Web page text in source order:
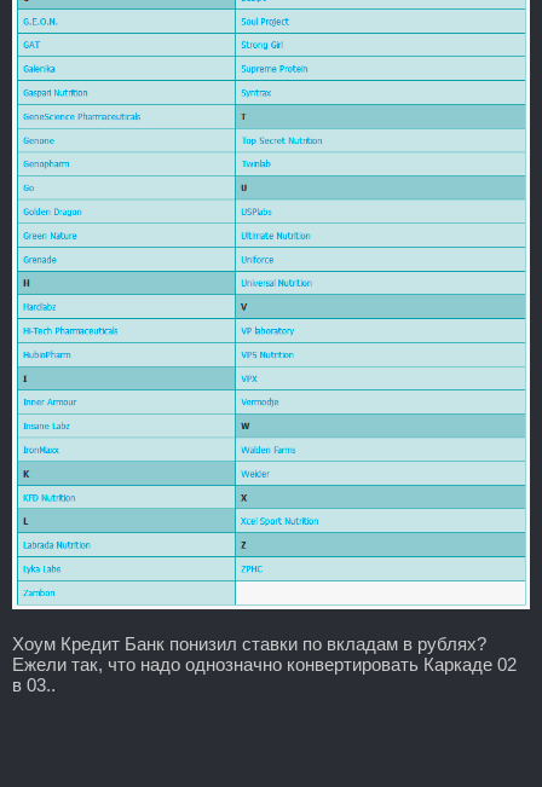
Хоум Кредит Банк понизил ставки по вкладам в рублях?
Ежели так, что надо однозначно конвертировать Каркаде 02
в 03..